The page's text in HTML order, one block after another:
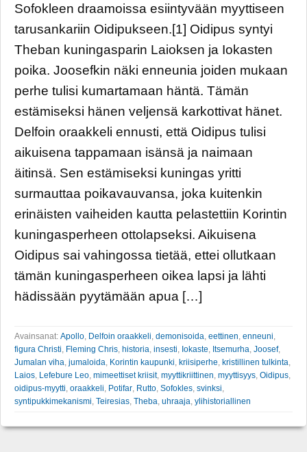
Sofokleen draamoissa esiintyvään myyttiseen
tarusankariin Oidipukseen.[1] Oidipus syntyi
Theban kuningasparin Laioksen ja Iokasten
poika. Joosefkin näki enneunia joiden mukaan
perhe tulisi kumartamaan häntä. Tämän
estämiseksi hänen veljensä karkottivat hänet.
Delfoin oraakkeli ennusti, että Oidipus tulisi
aikuisena tappamaan isänsä ja naimaan
äitinsä. Sen estämiseksi kuningas yritti
surmauttaa poikavauvansa, joka kuitenkin
erinäisten vaiheiden kautta pelastettiin Korintin
kuningasperheen ottolapseksi. Aikuisena
Oidipus sai vahingossa tietää, ettei ollutkaan
tämän kuningasperheen oikea lapsi ja lähti
hädissään pyytämään apua […]
Avainsanat: Apollo, Delfoin oraakkeli, demonisoida, eettinen, enneuni,
figura Christi, Fleming Chris, historia, insesti, Iokaste, Itsemurha, Joosef,
Jumalan viha, jumaloida, Korintin kaupunki, kriisiperhe, kristillinen tulkinta,
Laios, Lefebure Leo, mimeettiset kriisit, myyttikriittinen, myyttisyys, Oidipus,
oidipus-myytti, oraakkeli, Potifar, Rutto, Sofokles, svinksi,
syntipukkimekanismi, Teiresias, Theba, uhraaja, ylihistoriallinen